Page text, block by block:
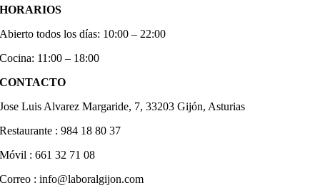
HORARIOS
Abierto todos los días: 10:00 – 22:00
Cocina: 11:00 – 18:00
CONTACTO
Jose Luis Alvarez Margaride, 7, 33203 Gijón, Asturias
Restaurante : 984 18 80 37
Móvil : 661 32 71 08
Correo :info@laboralgijon.com